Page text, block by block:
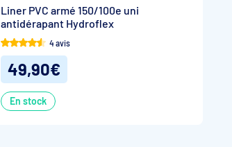
Liner PVC armé 150/100e uni
antidérapant Hydroflex
4 avis
49,90€
En stock